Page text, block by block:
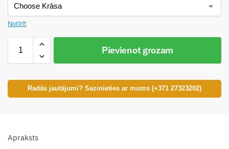
Notīrīt
Pievienot grozam
Radās jautājumi? Sazinieties ar mums (+371 27323202)
Apraksts